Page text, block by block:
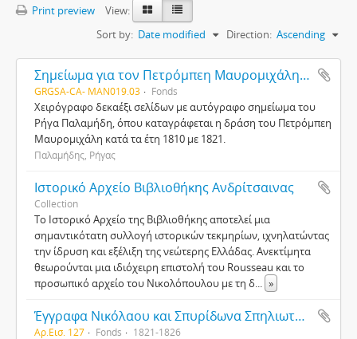
Print preview
View:
Sort by: Date modified Direction: Ascending
Σημείωμα για τον Πετρόμπεη Μαυρομιχάλη (Χφ154)
GRGSA-CA- MAN019.03 Fonds
Χειρόγραφο δεκαέξι σελίδων με αυτόγραφο σημείωμα του
Ρήγα Παλαμήδη, όπου καταγράφεται η δράση του Πετρόμπεη
Μαυρομιχάλη κατά τα έτη 1810 με 1821.
Παλαμήδης, Ρήγας
Ιστορικό Αρχείο Βιβλιοθήκης Ανδρίτσαινας
Collection
Το Ιστορικό Αρχείο της Βιβλιοθήκης αποτελεί μια
σημαντικότατη συλλογή ιστορικών τεκμηρίων, ιχνηλατώντας
την ίδρυση και εξέλιξη της νεώτερης Ελλάδας. Ανεκτίμητα
θεωρούνται μια ιδιόχειρη επιστολή του Rousseau και το
προσωπικό αρχείο του Νικολόπουλου με τη δ... »
Έγγραφα Νικόλαου και Σπυρίδωνα Σπηλιωτόπουλου
Αρ.Εισ. 127 Fonds 1821-1826